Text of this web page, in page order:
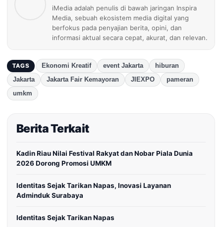
iMedia adalah penulis di bawah jaringan Inspira
Media, sebuah ekosistem media digital yang
berfokus pada penyajian berita, opini, dan
informasi aktual secara cepat, akurat, dan relevan.
TAGS Ekonomi Kreatif event Jakarta
hiburan
Jakarta
Jakarta Fair Kemayoran JIEXPO
pameran
umkm
Berita Terkait
Kadin Riau Nilai Festival Rakyat dan Nobar Piala Dunia
2026 Dorong Promosi UMKM
Identitas Sejak Tarikan Napas, Inovasi Layanan
Adminduk Surabaya
Identitas Sejak Tarikan Napas